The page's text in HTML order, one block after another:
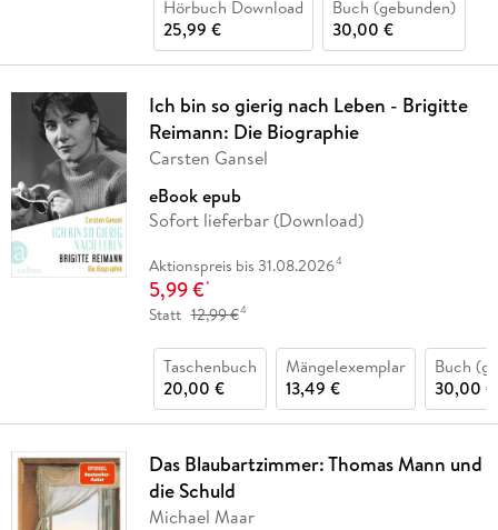
Hörbuch Download
25,99 €
Buch (gebunden)
30,00 €
Ich bin so gierig nach Leben - Brigitte
Reimann: Die Biographie
Carsten Gansel
eBook epub
Sofort lieferbar (Download)
Aktionspreis bis 31.08.20264
5,99 €*
Statt 12,99 €4
Taschenbuch
20,00 €
Mängelexemplar
13,49 €
Buch
30,00 €
Das Blaubartzimmer: Thomas Mann und
die Schuld
Michael Maar